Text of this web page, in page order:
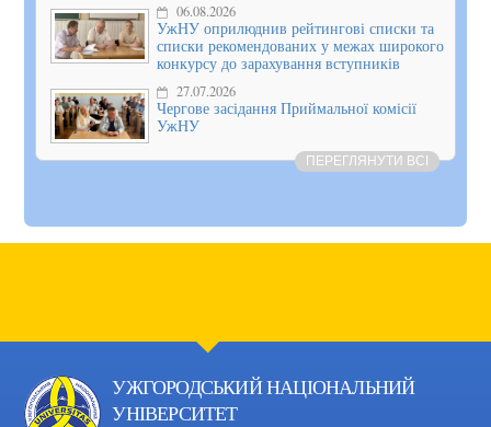
06.08.2026
УжНУ оприлюднив рейтингові списки та
списки рекомендованих у межах широкого
конкурсу до зарахування вступників
27.07.2026
Чергове засідання Приймальної комісії
УжНУ
ПЕРЕГЛЯНУТИ ВСІ
УЖГОРОДСЬКИЙ НАЦІОНАЛЬНИЙ
УНІВЕРСИТЕТ